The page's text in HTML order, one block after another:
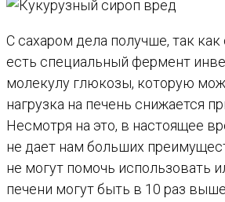
С сахаром дела получше, так
есть специальный фермент
молекулу глюкозы, которую
нагрузка на печень снижается
Несмотря на это, в настоящее
не дает нам больших
не могут помочь использовать
печени могут быть в 10 раз